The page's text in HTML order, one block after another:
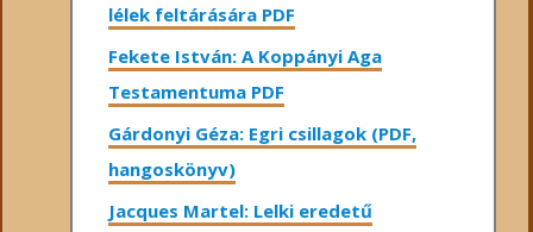
lélek feltárására PDF
Fekete István: A Koppányi Aga
Testamentuma PDF
Gárdonyi Géza: Egri csillagok (PDF,
hangoskönyv)
Jacques Martel: Lelki eredetű